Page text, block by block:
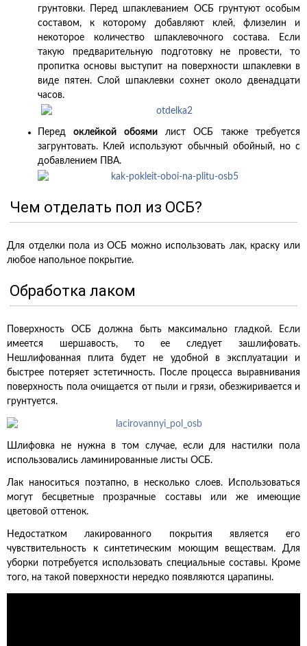
грунтовки. Перед шпаклеванием ОСБ грунтуют особым
составом, к которому добавляют клей, флизелин и
некоторое количество шпаклевочного состава. Если
такую предварительную подготовку не провести, то
пропитка основы выступит на поверхности шпаклевки в
виде пятен. Слой шпаклевки сохнет около двенадцати
часов.
Передоклейкой обоямилист ОСБ также требуется
загрунтовать. Клей используют обычный обойный, но с
добавлением ПВА.
Чем отделать пол из ОСБ?
Для отделки пола из ОСБ можно использовать лак, краску или
любое напольное покрытие.
Обработка лаком
Поверхность ОСБ должна быть максимально гладкой. Если
имеется шершавость, то ее следует зашлифовать.
Нешлифованная плита будет не удобной в эксплуатации и
быстрее потеряет эстетичность. После процесса выравнивания
поверхность пола очищается от пыли и грязи, обезжиривается и
грунтуется.
Шлифовка не нужна в том случае, если для настилки пола
использовались ламинированные листы ОСБ.
Лак наноситься поэтапно, в несколько слоев. Использоваться
могут бесцветные прозрачные составы или же имеющие
цветовой оттенок.
Недостатком лакированного покрытия является его
чувствительность к синтетическим моющим веществам. Для
уборки потребуется использовать специальные составы. Кроме
того, на такой поверхности нередко появляются царапины.